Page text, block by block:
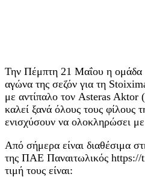
Την Πέμπτη 21 Μαΐου η ομάδα
αγώνα της σεζόν για τη
με αντίπαλο τον Asteras
καλεί ξανά όλους τους φίλους
ενισχύσουν να ολοκληρώσει με
Από σήμερα είναι διαθέσιμα
της ΠΑΕ Παναιτωλικός
τιμή τους είναι: